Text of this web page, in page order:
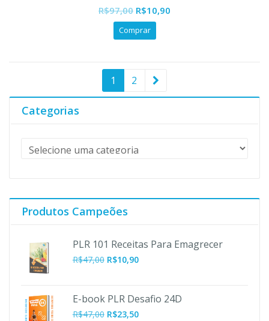
out
of
R$97,00 O
preço
original
R$10,90
Comprar
1 2
Categorias
Produtos Campeões
PLR 101 Receitas Para Emagrecer
R$47,00 O
era:
R$47,00.
R$10,90O
é:
R$10,90.
E-book PLR Desafio 24D
R$47,00 R$23,50